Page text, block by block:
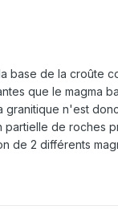
base de la croûte
que le magma
granitique n'est
de roches
de 2 différents